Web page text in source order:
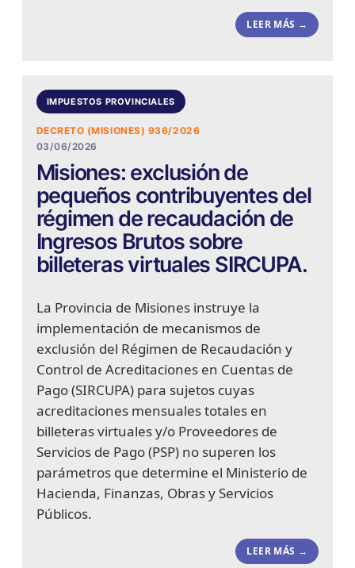
LEER MÁS →
IMPUESTOS PROVINCIALES
DECRETO (MISIONES) 936/2026
03/06/2026
Misiones: exclusión de
pequeños contribuyentes del
régimen de recaudación de
Ingresos Brutos sobre
billeteras virtuales SIRCUPA.
La Provincia de Misiones instruye la
implementación de mecanismos de
exclusión del Régimen de Recaudación y
Control de Acreditaciones en Cuentas de
Pago (SIRCUPA) para sujetos cuyas
acreditaciones mensuales totales en
billeteras virtuales y/o Proveedores de
Servicios de Pago (PSP) no superen los
parámetros que determine el Ministerio de
Hacienda, Finanzas, Obras y Servicios
Públicos.
LEER MÁS →